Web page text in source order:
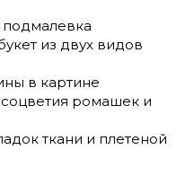
подмалевка
из двух видов
в картине
ромашек и
ткани и плетеной